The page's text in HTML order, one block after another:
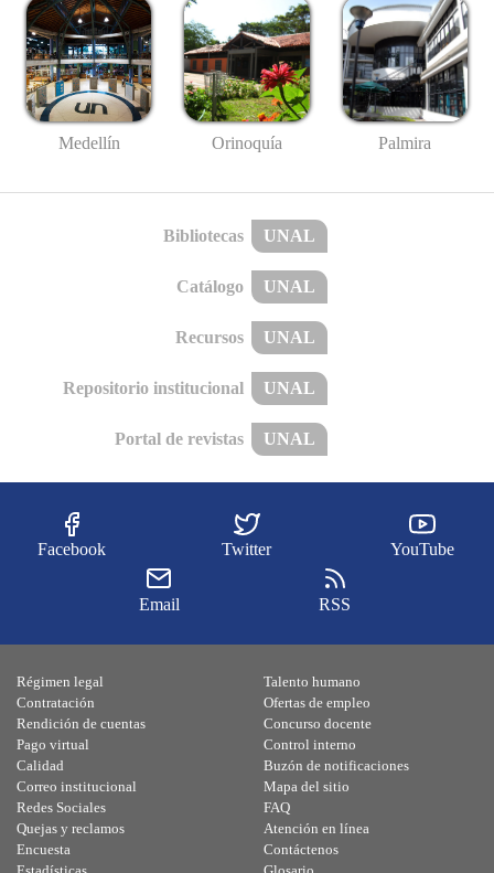
Medellín Orinoquía Palmira
Bibliotecas UNAL
Catálogo UNAL
Recursos UNAL
Repositorio institucional UNAL
Portal de revistas UNAL
Facebook Twitter YouTube
Email RSS
Régimen legal
Contratación
Rendición de cuentas
Pago virtual
Calidad
Talento humano
Ofertas de empleo
Concurso docente
Control interno
Buzón de notificaciones
Correo institucional
Redes Sociales
Quejas y reclamos
Encuesta
Mapa del sitio
FAQ
Atención en línea
Contáctenos